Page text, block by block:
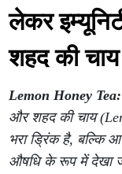
लेकर
शहद की
Lemon Honey Tea:
और शहद की चाय
भरा ड्रिंक है, बल्कि
औषधि के रूप में देखा